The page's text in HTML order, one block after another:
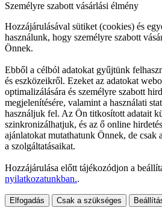
Személyre szabott vásárlási élmény
Hozzájárulásával sütiket (cookies) és
használunk, hogy személyre szabott
Önnek.
Ebből a célból adatokat gyűjtünk
és eszközeikről. Ezeket az adatokat
optimalizálására és személyre szabott
megjelenítésére, valamint a használati
használjuk fel. Az Ön titkosított adatait
szinkronizálhatjuk, és az ő online
ajánlatokat mutathatunk Önnek, de csak
a szolgáltatásaikat.
Hozzájárulása előtt tájékozódjon a
nyilatkozatunkban..
Elfogadás Csak a szükséges